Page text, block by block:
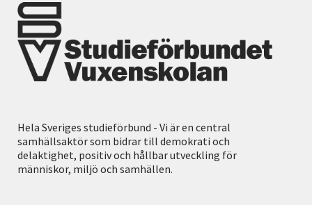
Hela Sveriges studieförbund - Vi är en central
samhällsaktör som bidrar till demokrati och
delaktighet, positiv och hållbar utveckling för
människor, miljö och samhällen.